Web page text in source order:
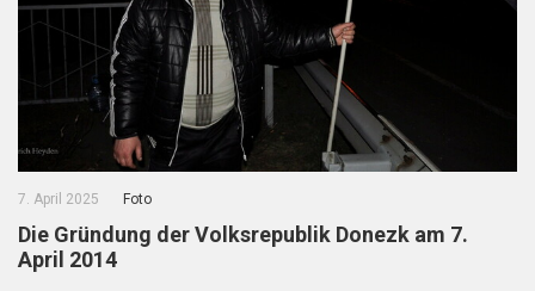
7. April 2025 Foto
Die Gründung der Volksrepublik Donezk am 7.
April 2014